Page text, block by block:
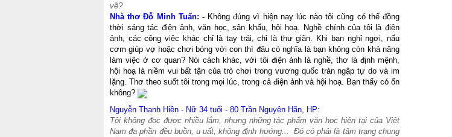
vẽ?
Nhà thơ Đỗ Minh Tuấn: - Không đúng vì hiện nay lúc nào tôi cũng có thể đồng
thời sáng tác điện ảnh, văn học, sân khấu, hội hoạ. Nghề chính của tôi là điện
ảnh, các công việc khác chỉ là tay trái, chỉ là thư giãn. Khi bạn nghỉ ngơi, nấu
cơm giúp vợ hoặc chơi bóng với con thì đâu có nghĩa là bạn không còn khả năng
làm việc ở cơ quan? Nói cách khác, với tôi điện ảnh là nghề, thơ là định mệnh,
hội hoạ là niềm vui bất tận của trò chơi trong vương quốc tràn ngập tự do và im
lặng. Thơ theo suốt tôi trong mọi lúc, trong cả điện ảnh và hội hoạ. Bạn thấy có ổn
không?
Nguyễn Thanh Hiền - Nữ 34 tuổi - 80 Trần Nguyên Hãn, HP:
Tôi không đọc được nhiều lắm, nhưng những tác phẩm văn học hiện tại của Việt
Nam đa phần đều buồn, u uất, không định hướng... Đó có phải là tâm trạng chung